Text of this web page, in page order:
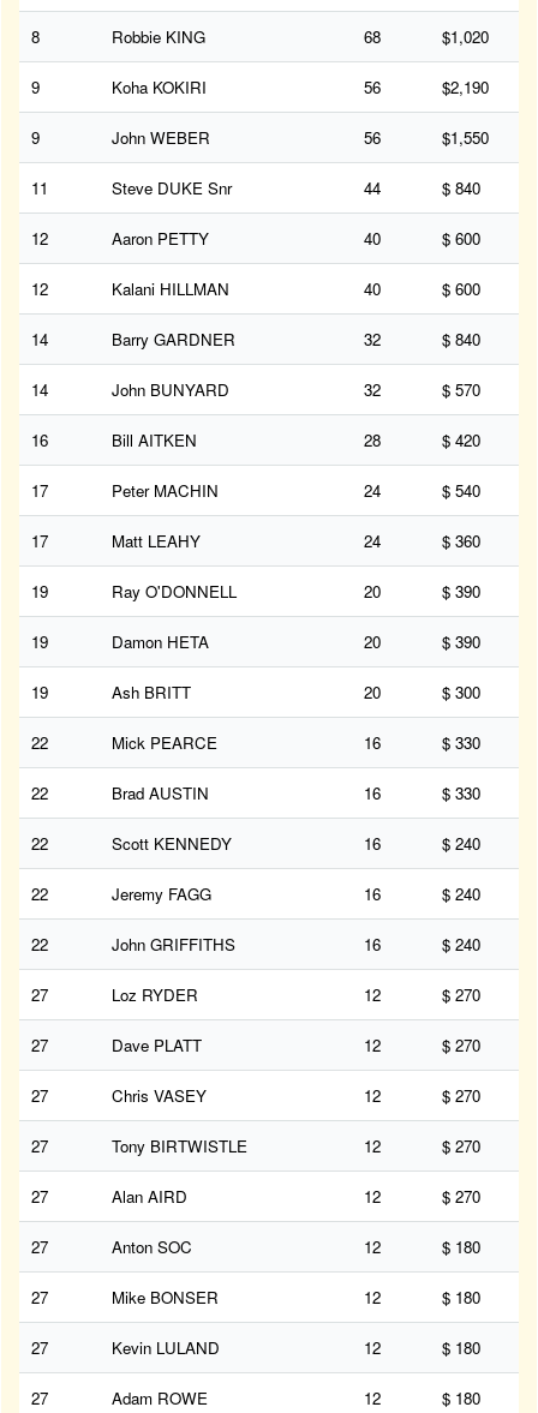
8 Robbie KING 68 $1,020
9 Koha KOKIRI 56 $2,190
9 John WEBER 56 $1,550
11 Steve DUKE Snr 44 $ 840
12 Aaron PETTY 40 $ 600
12 Kalani HILLMAN 40 $ 600
14 Barry GARDNER 32 $ 840
14 John BUNYARD 32 $ 570
16 Bill AITKEN 28 $ 420
17 Peter MACHIN 24 $ 540
17 Matt LEAHY 24 $ 360
19 Ray O'DONNELL 20 $ 390
19 Damon HETA 20 $ 390
19 Ash BRITT 20 $ 300
22 Mick PEARCE 16 $ 330
22 Brad AUSTIN 16 $ 330
22 Scott KENNEDY 16 $ 240
22 Jeremy FAGG 16 $ 240
22 John GRIFFITHS 16 $ 240
27 Loz RYDER 12 $ 270
27 Dave PLATT 12 $ 270
27 Chris VASEY 12 $ 270
27 Tony BIRTWISTLE 12 $ 270
27 Alan AIRD 12 $ 270
27 Anton SOC 12 $ 180
27 Mike BONSER 12 $ 180
27 Kevin LULAND 12 $ 180
27 Adam ROWE 12 $ 180